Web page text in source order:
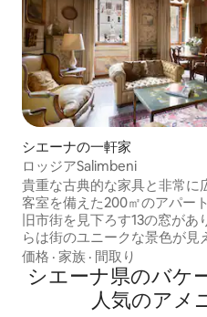
シエーナの一軒家
ロッジアSalimbeni
貴重な古典的な家具と非常に
客室を備えた200㎡のアパー
旧市街を見下ろす13の窓があ
らは街のユニークな景色が見
Banchi di Sopra、Piazza
Monte dei Paschiの本拠地、
Salimbeni、Spannocchiで構
模で広々としたラウンジ。 図書室、ソフ
価格 · 家族 · 間取り
シエーナ県のバケ
人気のアメ